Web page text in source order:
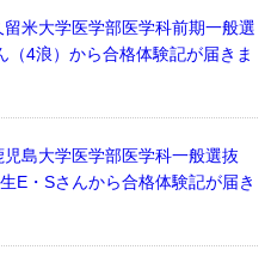
留米大学医学部医学科前期一般選
4浪）から合格体験記が届きま
児島大学医学部医学科一般選抜
E・Sさんから合格体験記が届き